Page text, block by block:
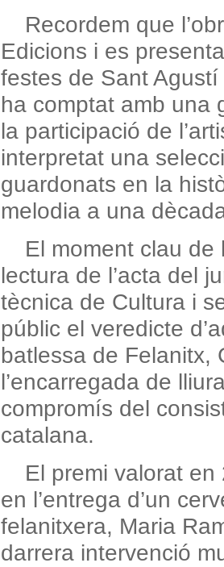
Recordem que
Edicions i es
festes de Sant Agustí
ha comptat amb una
la participació de
interpretat una
guardonats en la
melodia a una
El moment clau
lectura de l’acta del
tècnica de Cultura i
públic el veredicte
batlessa de Felanitx,
l’encarregada de
compromís del
catalana.
El premi valorat en
en l’entrega d’un
felanitxera, Maria
darrera intervenció